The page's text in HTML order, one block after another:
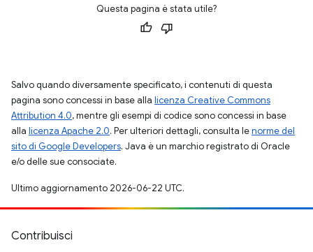
Questa pagina è stata utile?
Salvo quando diversamente specificato, i contenuti di questa
pagina sono concessi in base alla licenza Creative Commons
Attribution 4.0, mentre gli esempi di codice sono concessi in base
alla licenza Apache 2.0. Per ulteriori dettagli, consulta lenorme del
sito di Google Developers. Java è un marchio registrato di Oracle
e/o delle sue consociate.
Ultimo aggiornamento 2026-06-22 UTC.
Contribuisci